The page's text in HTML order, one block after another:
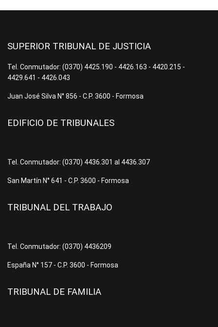
SUPERIOR TRIBUNAL DE JUSTICIA
Tel. Conmutador: (0370) 4425.190 - 4426.163 - 4420.215 -
4429.641 - 4426.043
Juan José Silva N° 856 - C.P. 3600 - Formosa
EDIFICIO DE TRIBUNALES
Tel. Conmutador: (0370) 4436.301 al 4436.307
San Martín N° 641 - C.P. 3600 - Formosa
TRIBUNAL DEL TRABAJO
Tel. Conmutador: (0370) 4436209
España N° 157 - C.P. 3600 - Formosa
TRIBUNAL DE FAMILIA